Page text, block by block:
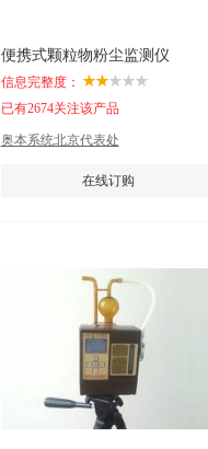
便携式颗粒物粉尘监测仪
信息完整度：
已有2674关注该产品
奥本系统北京代表处
在线订购